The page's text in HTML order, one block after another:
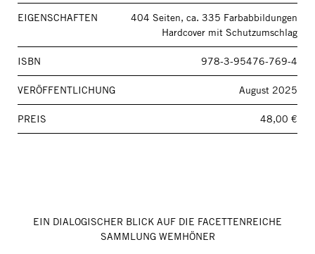
EIGENSCHAFTEN
404 Seiten, ca. 335 Farbabbildungen
Hardcover mit Schutzumschlag
ISBN 978-3-95476-769-4
VERÖFFENTLICHUNG August 2025
PREIS 48,00 €
EIN DIALOGISCHER BLICK AUF DIE FACETTENREICHE
SAMMLUNG WEMHÖNER